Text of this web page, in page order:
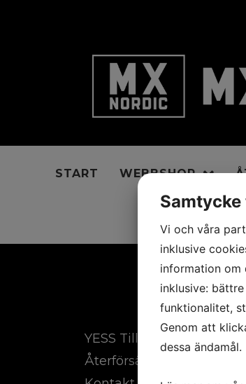
START WEBBSHOP
YESS Tillbehör
Återförsäljare
Vi och våra
inklusive
information om
inklusive:
funktionalitet,
Genom att
dessa ändamål.